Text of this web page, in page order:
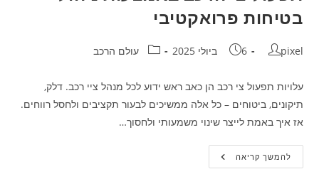
ביותר
שלכם?
בטיחות פרואקטיבי
מחבר:
pixel פורסם:
6 ביולי 2025 קטגוריה:עולם הרכב
עלויות תפעול צי רכב הן כאב ראש ידוע לכל מנהל ציי רכב. דלק,
תיקונים, ביטוחים – כל אלה ממשיכים לבעור תקציבים ולחסל רווחים.
אז איך באמת לייצר שינוי משמעותי ולחסוך…
להמשך קריאהאסטרטגיות
מוכחות